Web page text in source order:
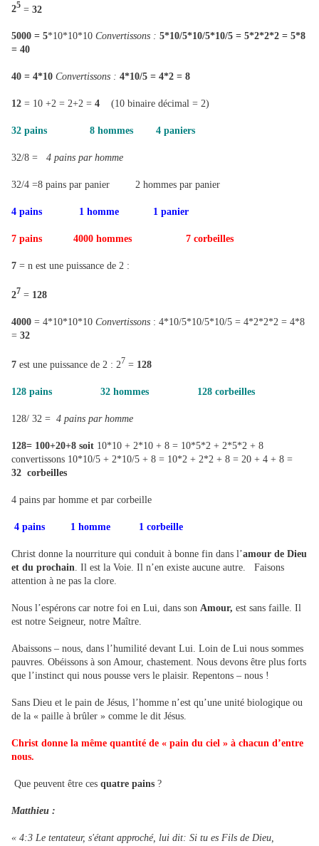
25 = 32
5000 = 5*10*10*10 Convertissons : 5*10/5*10/5*10/5 = 5*2*2*2 = 5*8
= 40
40 = 4*10 Convertissons : 4*10/5 = 4*2 = 8
12 = 10 +2 = 2+2 = 4 (10 binaire décimal = 2)
32 pains 8 hommes 4 paniers
32/8 = 4 pains par homme
32/4 =8 pains par panier 2 hommes par panier
4 pains 1 homme 1 panier
7 pains 4000 hommes 7 corbeilles
7 = n est une puissance de 2 :
27 = 128
4000 = 4*10*10*10 Convertissons : 4*10/5*10/5*10/5 = 4*2*2*2 = 4*8
= 32
7 est une puissance de 2 : 27 = 128
128 pains 32 hommes 128 corbeilles
128/ 32 = 4 pains par homme
128= 100+20+8 soit 10*10 + 2*10 + 8 = 10*5*2 + 2*5*2 + 8
convertissons 10*10/5 + 2*10/5 + 8 = 10*2 + 2*2 + 8 = 20 + 4 + 8 =
32 corbeilles
4 pains par homme et par corbeille
4 pains 1 homme 1 corbeille
Christ donne la nourriture qui conduit à bonne fin dans l’amour de Dieu
et du prochain . Il est la Voie. Il n’en existe aucune autre. Faisons
attention à ne pas la clore.
Nous l’espérons car notre foi en Lui, dans son Amour, est sans faille. Il
est notre Seigneur, notre Maître.
Abaissons – nous, dans l’humilité devant Lui. Loin de Lui nous sommes
pauvres. Obéissons à son Amour, chastement. Nous devons être plus forts
que l’instinct qui nous pousse vers le plaisir. Repentons – nous !
Sans Dieu et le pain de Jésus, l’homme n’est qu’une unité biologique ou
de la « paille à brûler » comme le dit Jésus.
Christ donne la même quantité de « pain du ciel » à chacun d’entre
nous.
Que peuvent être ces quatre pains ?
Matthieu :
« 4:3 Le tentateur, s'étant approché, lui dit: Si tu es Fils de Dieu,